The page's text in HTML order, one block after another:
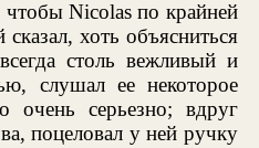
чтобы Nicolas по крайней
хоть объясниться
столь вежливый и
слушал ее некоторое
очень серьезно; вдруг
поцеловал у ней ручку